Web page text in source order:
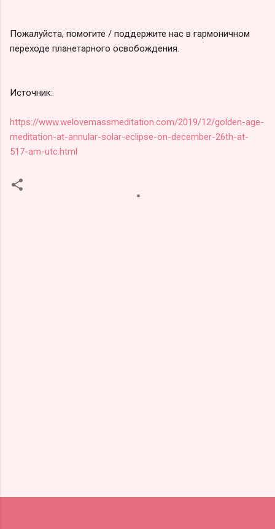
Пожалуйста, помогите / поддержите нас в гармоничном
переходе планетарного освобождения.
Источник:
https://www.welovemassmeditation.com/2019/12/golden-age-
meditation-at-annular-solar-eclipse-on-december-26th-at-
517-am-utc.html